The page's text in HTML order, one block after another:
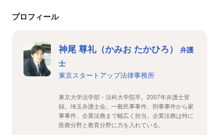
プロフィール
神尾 尊礼（かみお たかひろ）
弁護
士
東京スタートアップ法律事務所
東京大学法学部・法科大学院卒。2007年弁護士登
録。埼玉弁護士会。一般民事事件、刑事事件から家
事事件、企業法務まで幅広く担当。企業法務は特に
医療分野と教育分野に力を入れている。